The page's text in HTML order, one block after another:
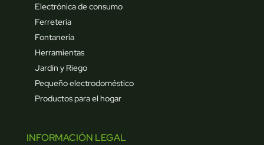
Electrónica de consumo
Ferretería
Fontanería
Herramientas
Jardín y Riego
Pequeño electrodoméstico
Productos para el hogar
INFORMACIÓN LEGAL